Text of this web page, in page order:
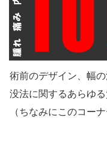
術前のデザイン、幅
没法に関するあらゆ
（ちなみにこのコー